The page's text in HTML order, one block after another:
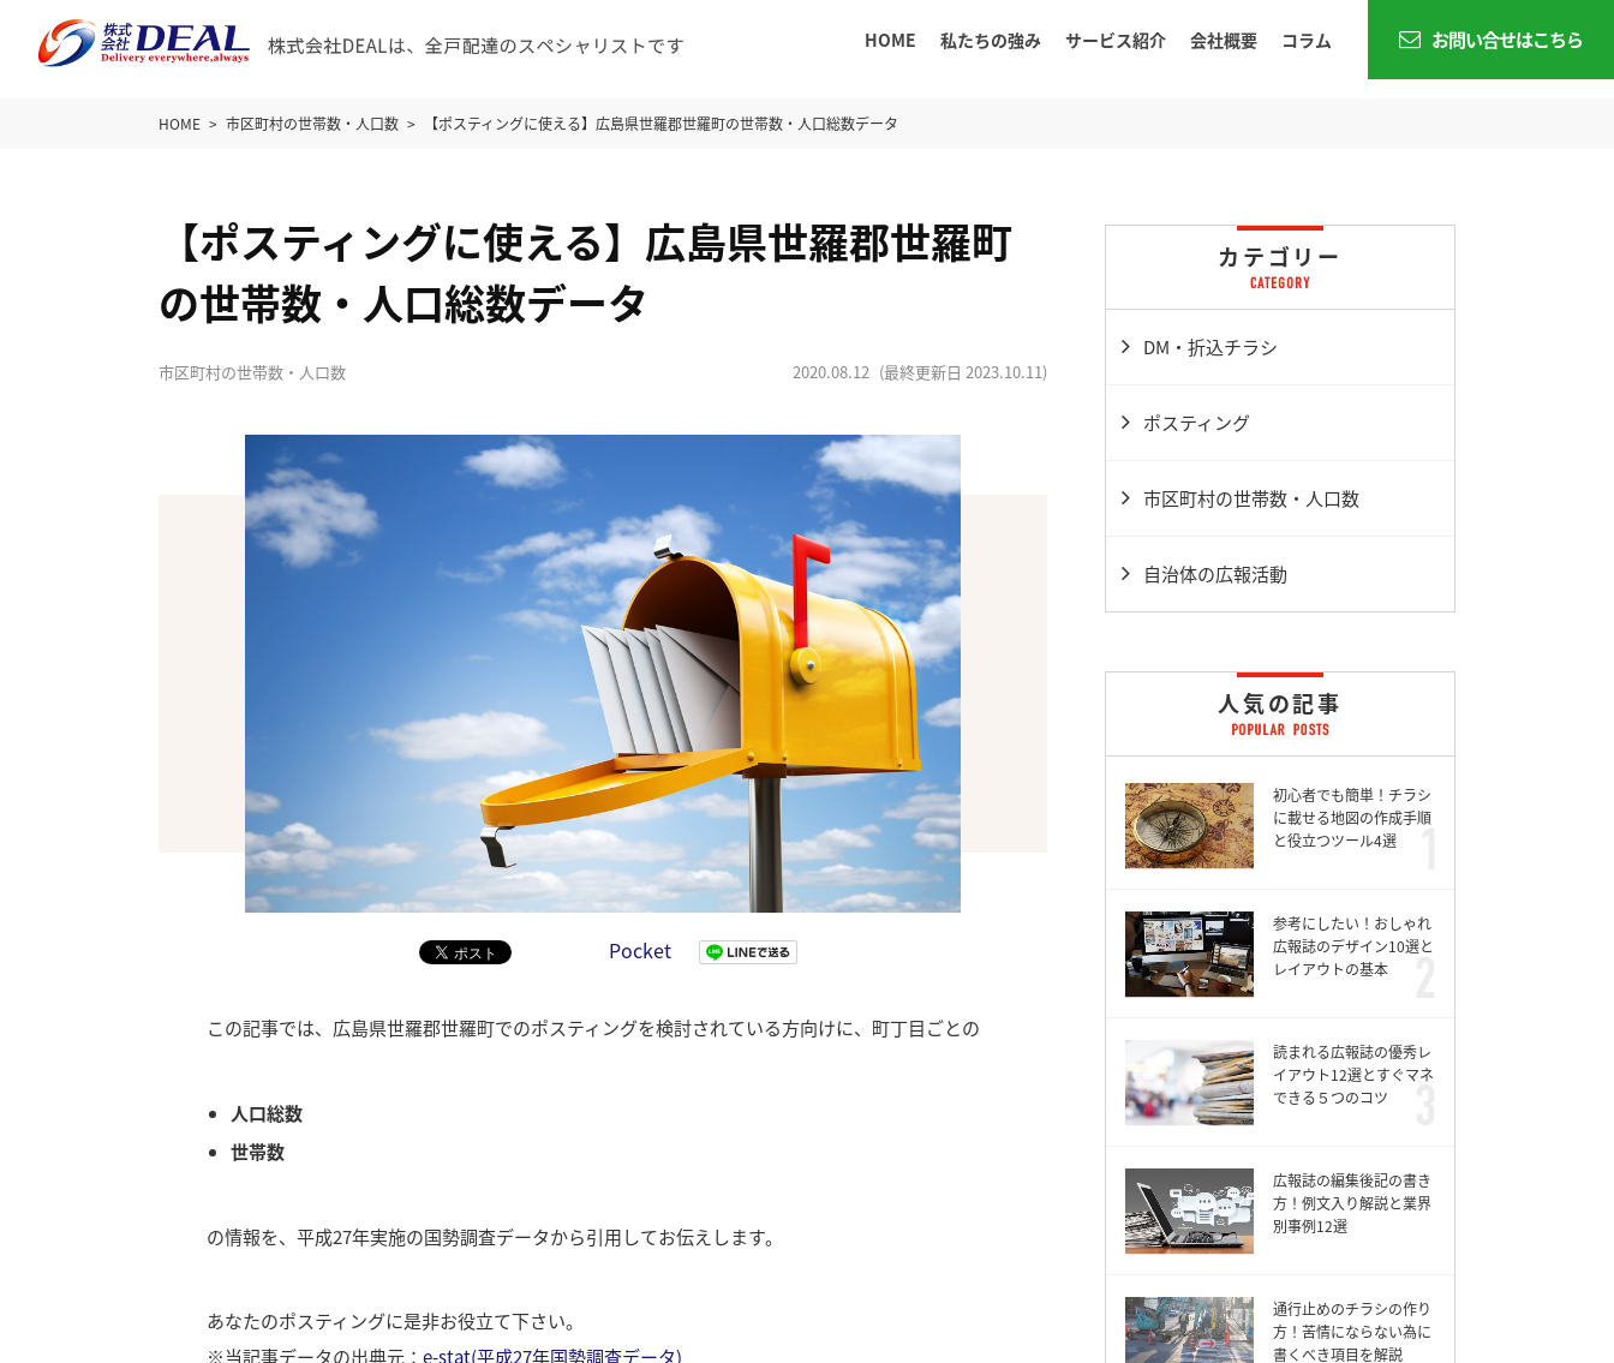
お問い合せはこちら
HOME 私たちの強み サービス紹介 会社概要 コラム
HOME 市区町村の世帯数・人口数 【ポスティングに使える】広島県世羅郡世羅町の世帯数・人口総数データ
【ポスティングに使える】広島県世羅郡世羅町
の世帯数・人口総数データ
市区町村の世帯数・人口数 2020.08.12 (最終更新日 2023.10.11)
Pocket
この記事では、広島県世羅郡世羅町でのポスティングを検討されている方向けに、町丁目ごとの
人口総数
世帯数
の情報を、平成27年実施の国勢調査データから引用してお伝えします。
あなたのポスティングに是非お役立て下さい。
※当記事データの出典元： e-stat(平成27年国勢調査データ)
カテゴリー
DM・折込チラシ
ポスティング
市区町村の世帯数・人口数
自治体の広報活動
人気の記事
初心者でも簡単！チラシ
に載せる地図の作成手順
と役立つツール4選
参考にしたい！おしゃれ
広報誌のデザイン10選と
レイアウトの基本
読まれる広報誌の優秀レ
イアウト12選とすぐマネ
できる５つのコツ
広報誌の編集後記の書き
方！例文入り解説と業界
別事例12選
通行止めのチラシの作り
方！苦情にならない為に
書くべき項目を解説